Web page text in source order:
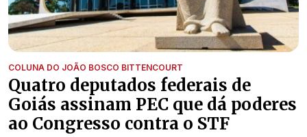
COLUNA DO JOÃO BOSCO BITTENCOURT
Quatro deputados federais de
Goiás assinam PEC que dá poderes
ao Congresso contra o STF